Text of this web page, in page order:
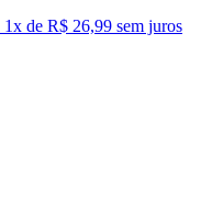
1x de R$ 26,99 sem juros